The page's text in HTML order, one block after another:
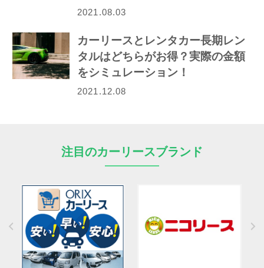
2021.08.03
カーリースとレンタカー長期レン
タルはどちらがお得？実際の金額
をシミュレーション！
2021.12.08
注目のカーリースブランド